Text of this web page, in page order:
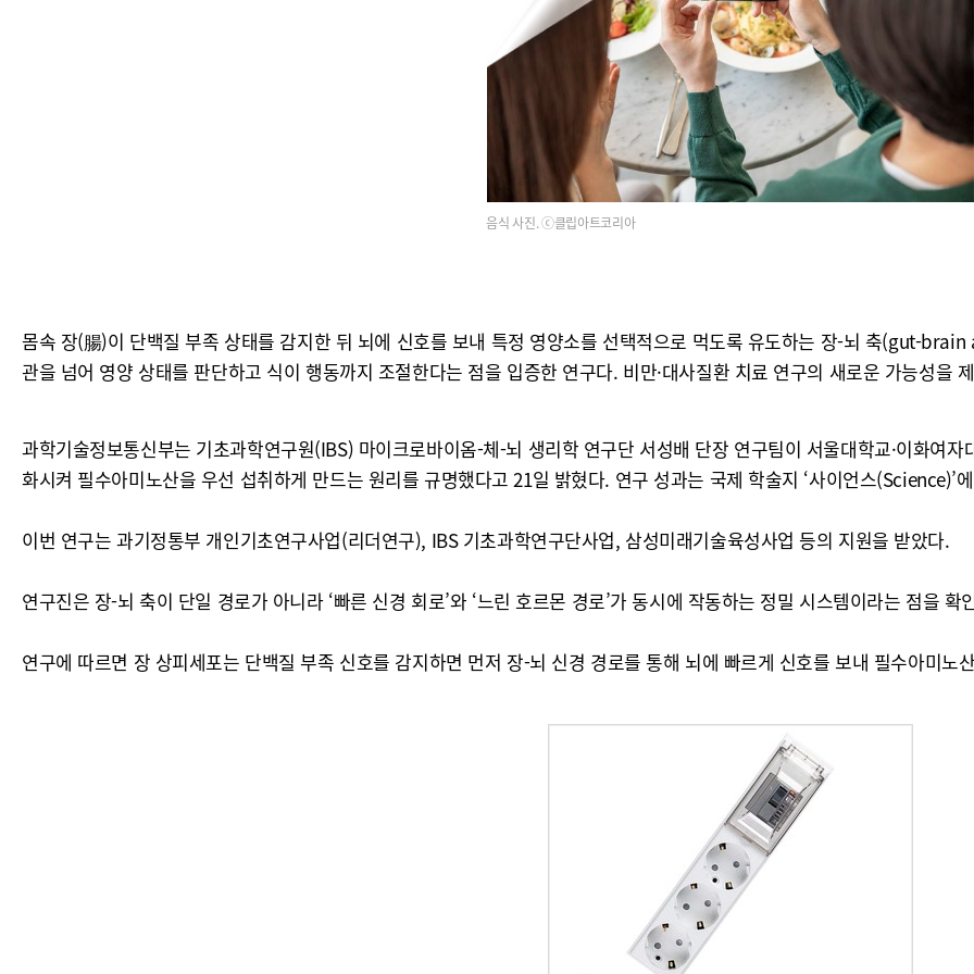
음식 사진. ⓒ클립아트코리아
몸속 장(腸)이 단백질 부족 상태를 감지한 뒤 뇌에 신호를 보내 특정 영양소를 선택적으로 먹도록 유도하는 장-뇌 축(gut-
관을 넘어 영양 상태를 판단하고 식이 행동까지 조절한다는 점을 입증한 연구다. 비만·대사질환 치료 연구의 새로운 가능성을
과학기술정보통신부는 기초과학연구원(IBS) 마이크로바이옴-체-뇌 생리학 연구단 서성배 단장 연구팀이 서울대학교·이화여
화시켜 필수아미노산을 우선 섭취하게 만드는 원리를 규명했다고 21일 밝혔다. 연구 성과는 국제 학술지 ‘사이언스(Science)’
이번 연구는 과기정통부 개인기초연구사업(리더연구), IBS 기초과학연구단사업, 삼성미래기술육성사업 등의 지원을 받았다.
연구진은 장-뇌 축이 단일 경로가 아니라 ‘빠른 신경 회로’와 ‘느린 호르몬 경로’가 동시에 작동하는 정밀 시스템이라는 점을 확
연구에 따르면 장 상피세포는 단백질 부족 신호를 감지하면 먼저 장-뇌 신경 경로를 통해 뇌에 빠르게 신호를 보내 필수아미노